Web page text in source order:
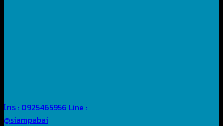
โทร : 0925465956 Line :
@siampabai